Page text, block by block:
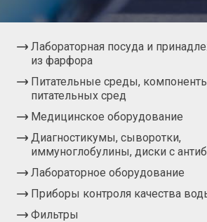
Лабораторная посуда и
из фарфора
Питательные среды,
питательных сред
Медицинское оборудование
Диагностикумы, сыворотки,
иммуноглобулины, диски с
Лабораторное оборудование
Приборы контроля качества
Фильтры